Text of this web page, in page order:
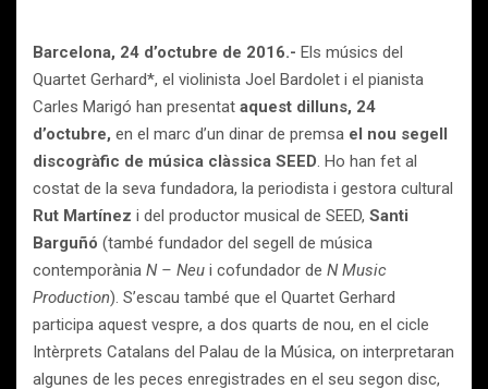
Barcelona, 24 d’octubre de 2016.- Els músics del
Quartet Gerhard*, el violinista Joel Bardolet i el pianista
Carles Marigó han presentat aquest dilluns, 24
d’octubre, en el marc d’un dinar de premsa el nou segell
discogràfic de música clàssica SEED. Ho han fet al
costat de la seva fundadora, la periodista i gestora cultural
Rut Martínez i del productor musical de SEED, Santi
Barguñó (també fundador del segell de música
contemporània N – Neu i cofundador de N Music
Production). S’escau també que el Quartet Gerhard
participa aquest vespre, a dos quarts de nou, en el cicle
Intèrprets Catalans del Palau de la Música, on interpretaran
algunes de les peces enregistrades en el seu segon disc,